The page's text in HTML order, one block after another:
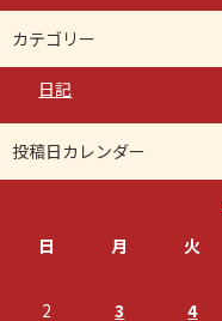
カテゴリー
日記
投稿日カレンダー
日
月 火
2
3 4